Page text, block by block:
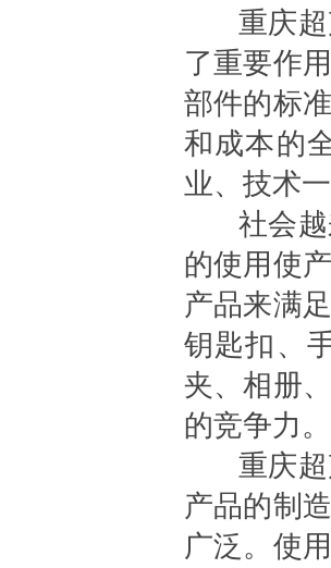
重庆超
了重要作
部件的标
和成本的
业、技术
社会越
的使用使
产品来满
钥匙扣、
夹、相册
的竞争力。
重庆超
产品的制
广泛。使